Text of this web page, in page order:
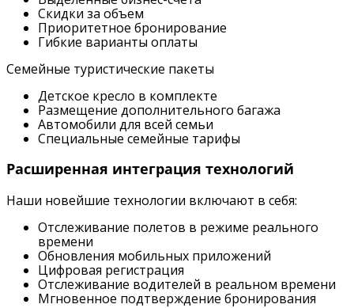
Скидки за объем
Приоритетное бронирование
Гибкие варианты оплаты
Семейные туристические пакеты
Детское кресло в комплекте
Размещение дополнительного багажа
Автомобили для всей семьи
Специальные семейные тарифы
Расширенная интеграция технологий
Наши новейшие технологии включают в себя:
Отслеживание полетов в режиме реального
времени
Обновления мобильных приложений
Цифровая регистрация
Отслеживание водителей в реальном времени
Мгновенное подтверждение бронирования